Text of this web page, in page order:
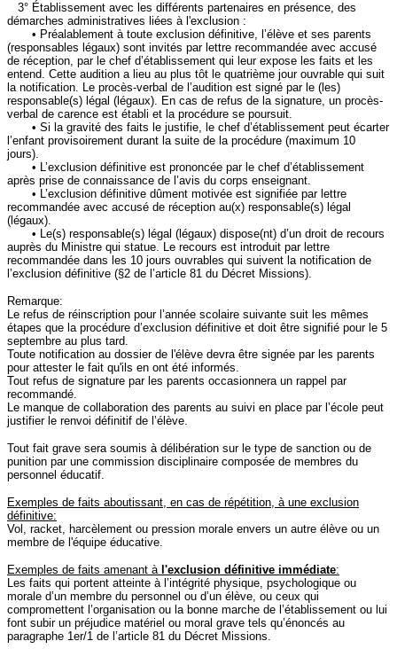
3° Établissement avec les différents partenaires en présence, des
démarches administratives liées à l'exclusion :
• Préalablement à toute exclusion définitive, l’élève et ses parents
(responsables légaux) sont invités par lettre recommandée avec accusé
de réception, par le chef d’établissement qui leur expose les faits et les
entend. Cette audition a lieu au plus tôt le quatrième jour ouvrable qui suit
la notification. Le procès-verbal de l’audition est signé par le (les)
responsable(s) légal (légaux). En cas de refus de la signature, un procès-
verbal de carence est établi et la procédure se poursuit.
• Si la gravité des faits le justifie, le chef d’établissement peut écarter
l’enfant provisoirement durant la suite de la procédure (maximum 10
jours).
• L’exclusion définitive est prononcée par le chef d’établissement
après prise de connaissance de l’avis du corps enseignant.
• L’exclusion définitive dûment motivée est signifiée par lettre
recommandée avec accusé de réception au(x) responsable(s) légal
(légaux).
• Le(s) responsable(s) légal (légaux) dispose(nt) d’un droit de recours
auprès du Ministre qui statue. Le recours est introduit par lettre
recommandée dans les 10 jours ouvrables qui suivent la notification de
l’exclusion définitive (§2 de l’article 81 du Décret Missions).
Remarque:
Le refus de réinscription pour l’année scolaire suivante suit les mêmes
étapes que la procédure d’exclusion définitive et doit être signifié pour le 5
septembre au plus tard.
Toute notification au dossier de l'élève devra être signée par les parents
pour attester le fait qu'ils en ont été informés.
Tout refus de signature par les parents occasionnera un rappel par
recommandé.
Le manque de collaboration des parents au suivi en place par l’école peut
justifier le renvoi définitif de l’élève.
Tout fait grave sera soumis à délibération sur le type de sanction ou de
punition par une commission disciplinaire composée de membres du
personnel éducatif.
Exemples de faits aboutissant, en cas de répétition, à une exclusion
définitive:
Vol, racket, harcèlement ou pression morale envers un autre élève ou un
membre de l'équipe éducative.
Exemples de faits amenant à l'exclusion définitive immédiate:
Les faits qui portent atteinte à l’intégrité physique, psychologique ou
morale d’un membre du personnel ou d’un élève, ou ceux qui
compromettent l’organisation ou la bonne marche de l’établissement ou lui
font subir un préjudice matériel ou moral grave tels qu’énoncés au
paragraphe 1er/1 de l’article 81 du Décret Missions.